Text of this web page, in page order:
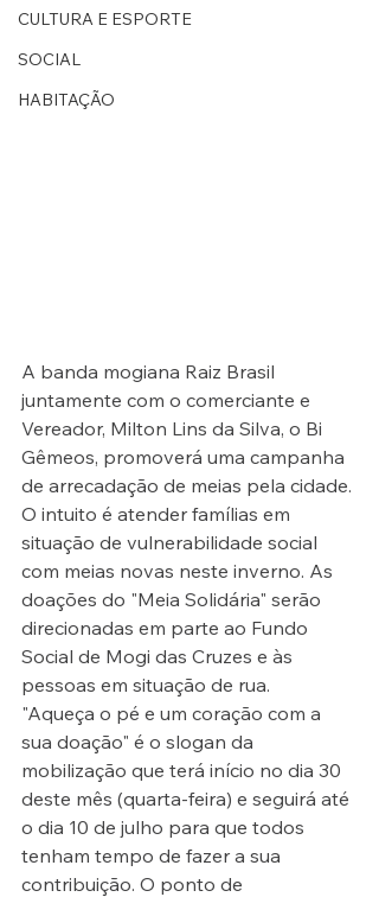
CULTURA E ESPORTE
SOCIAL
HABITAÇÃO
A banda mogiana Raiz Brasil
juntamente com o comerciante e
Vereador, Milton Lins da Silva, o Bi
Gêmeos, promoverá uma campanha
de arrecadação de meias pela cidade.
O intuito é atender famílias em
situação de vulnerabilidade social
com meias novas neste inverno. As
doações do "Meia Solidária" serão
direcionadas em parte ao Fundo
Social de Mogi das Cruzes e às
pessoas em situação de rua.
"Aqueça o pé e um coração com a
sua doação" é o slogan da
mobilização que terá início no dia 30
deste mês (quarta-feira) e seguirá até
o dia 10 de julho para que todos
tenham tempo de fazer a sua
contribuição. O ponto de